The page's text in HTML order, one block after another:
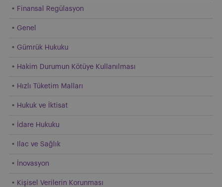
Finansal Regülasyon
Genel
Gümrük Hukuku
Hakim Durumun Kötüye Kullanılması
Hızlı Tüketim Malları
Hukuk ve İktisat
İdare Hukuku
Ilac ve Sağlık
İnovasyon
Kişisel Verilerin Korunması